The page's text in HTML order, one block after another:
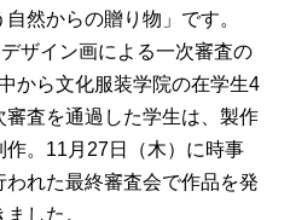
然からの贈り物」です。
ザイン画による一次審査の
から文化服装学院の在学生4
査を通過した学生は、製作
。11月27日（木）に時事
れた最終審査会で作品を発
した。